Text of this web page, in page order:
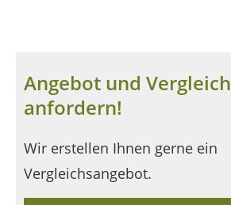
Angebot und Vergleich
anfordern!
Wir erstellen Ihnen gerne ein
Vergleichsangebot.